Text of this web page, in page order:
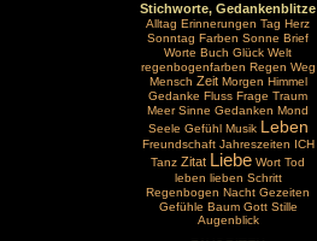
Stichworte, Gedankenblitze
Alltag Erinnerungen Tag Herz
Sonntag Farben Sonne Brief
Worte Buch Glück Welt
regenbogenfarben Regen Weg
Mensch Zeit Morgen Himmel
Gedanke Fluss Frage Traum
Meer Sinne Gedanken Mond
Seele Gefühl Musik Leben
Freundschaft Jahreszeiten ICH
Tanz Zitat Liebe Wort Tod
leben lieben Schritt
Regenbogen Nacht Gezeiten
Gefühle Baum Gott Stille
Augenblick